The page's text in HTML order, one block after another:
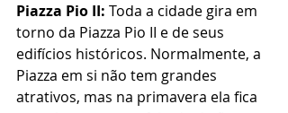
Piazza Pio II: Toda a cidade gira em
torno da Piazza Pio II e de seus
edifícios históricos. Normalmente, a
Piazza em si não tem grandes
atrativos, mas na primavera ela fica